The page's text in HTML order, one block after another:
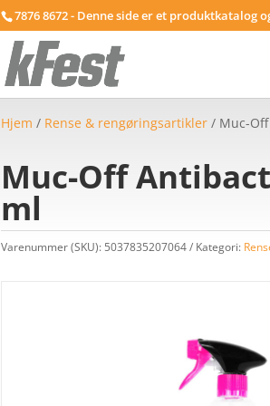
7876 8672 - Denne side er et produktkatalog
Hjem / Rense & rengøringsartikler / Muc-
Muc-Off
ml
Varenummer (SKU): 5037835207064 Kategori: